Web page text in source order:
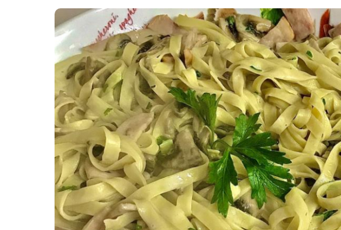
Мясо по-французьки
Шинка
Рецепти із фаршу